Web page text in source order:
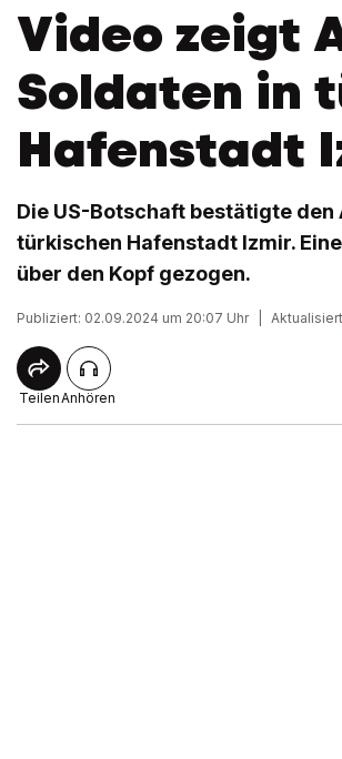
Video zeigt
Soldaten in
Hafenstadt
Die US-Botschaft bestätigte
türkischen Hafenstadt Izmir.
über den Kopf gezogen.
Publiziert: 02.09.2024 um 20:07 Uhr
TeilenAnhören